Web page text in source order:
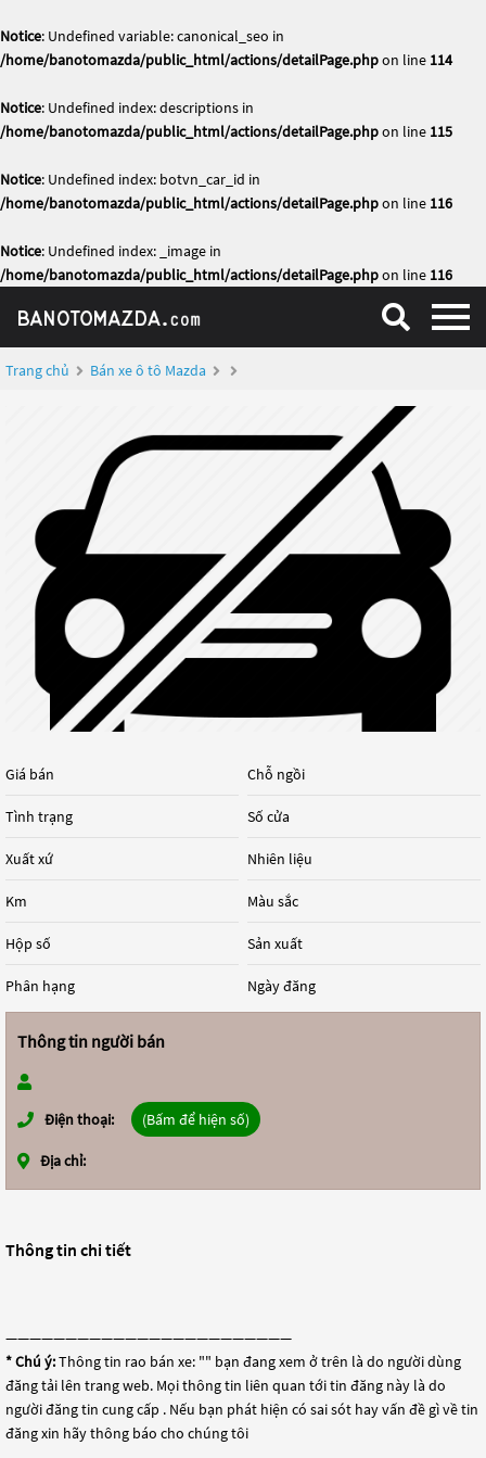
Notice: Undefined variable: canonical_seo in
/home/banotomazda/public_html/actions/detailPage.phpon line 114
Notice: Undefined index: descriptions in
/home/banotomazda/public_html/actions/detailPage.phpon line 115
Notice: Undefined index: botvn_car_id in
/home/banotomazda/public_html/actions/detailPage.phpon line 116
Notice: Undefined index: _image in
/home/banotomazda/public_html/actions/detailPage.phpon line 116
Trang chủ Bán xe ô tô Mazda
Giá bán
Tình trạng
Xuất xứ
Km
Hộp số
Phân hạng
Chỗ ngồi
Số cửa
Nhiên liệu
Màu sắc
Sản xuất
Ngày đăng
Thông tin người bán
Điện thoại: (Bấm để hiện số)
Địa chỉ:
Thông tin chi tiết
————————————————————————
* Chú ý:Thông tin rao bán xe: "" bạn đang xem ở trên là do người dùng
đăng tải lên trang web. Mọi thông tin liên quan tới tin đăng này là do
người đăng tin cung cấp . Nếu bạn phát hiện có sai sót hay vấn đề gì về tin
đăng xin hãy thông báo cho chúng tôi